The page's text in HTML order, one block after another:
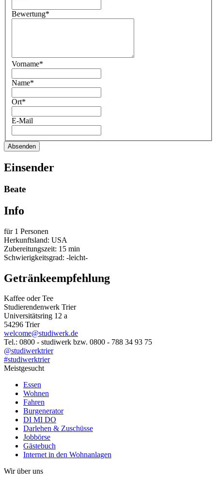
Bewertung*
Vorname*
Name*
Ort*
E-Mail
Absenden
Einsender
Beate
Info
für 1 Personen
Herkunftsland: USA
Zubereitungszeit: 15 min
Schwierigkeitsgrad: -leicht-
Getränkeempfehlung
Kaffee oder Tee
Studierendenwerk Trier
Universitätsring 12 a
54296 Trier
welcome@studiwerk.de
Tel.: 0800 - studiwerk bzw. 0800 - 788 34 93 75
@studiwerktrier
#studiwerktrier
Meistgesucht
Essen
Wohnen
Fahren
Burgenerator
DI MI DO
Darlehen & Zuschüsse
Jobbörse
Gästebuch
Internet in den Wohnanlagen
Wir über uns